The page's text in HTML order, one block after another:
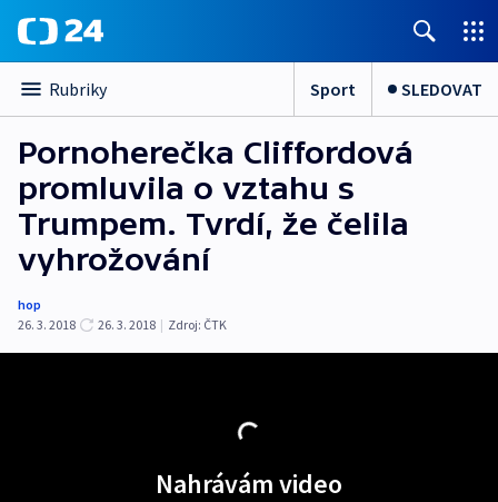
Rubriky Sport SLEDOVAT
Pornoherečka Cliffordová
promluvila o vztahu s
Trumpem. Tvrdí, že čelila
vyhrožování
hop
26. 3. 2018
26. 3. 2018 | Zdroj: ČTK
Nahrávám video